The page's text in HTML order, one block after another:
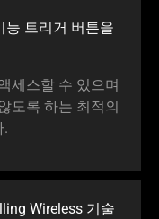
능 트리거 버튼을
세스할 수 있으며
도록 하는 최적의
.
Wireless 기술